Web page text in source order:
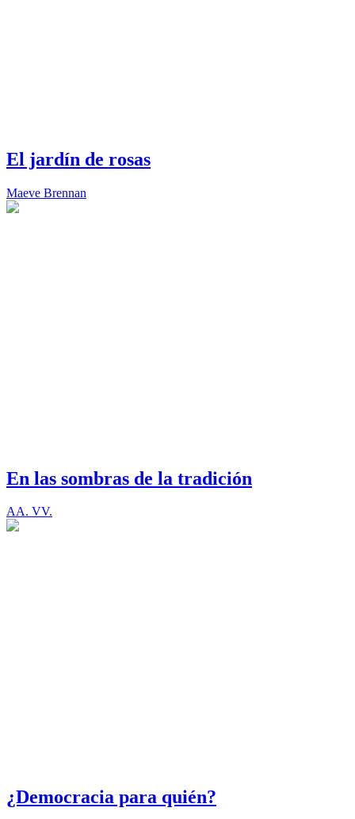
El jardín de rosas
Maeve Brennan
En las sombras de la tradición
AA. VV.
¿Democracia para quién?